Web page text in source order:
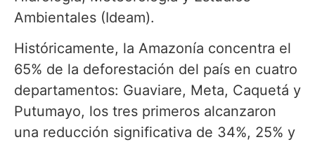
Ambientales (Ideam).
Históricamente, la Amazonía concentra el
65% de la deforestación del país en cuatro
departamentos: Guaviare, Meta, Caquetá y
Putumayo, los tres primeros alcanzaron
una reducción significativa de 34%, 25% y